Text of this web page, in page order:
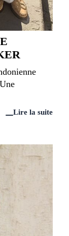
Lire la suite